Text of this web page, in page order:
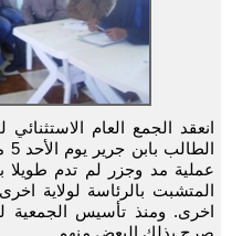
انعقد الجمع العام الاستثنائي لجمعية السندان لفنون الحدادة بدار
عملية مد وجزر لم تدم طويلا
المتشبت بالرئاسة لولاية
اخرى. ومنذ تأسيس الجمعية
صرح بذلك البعض منهم .